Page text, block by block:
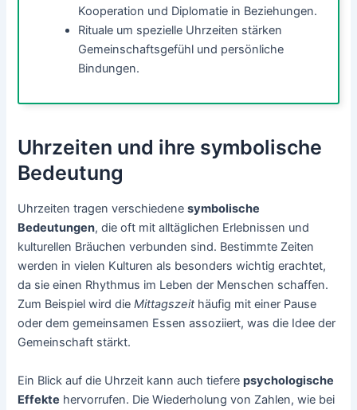
Kooperation und Diplomatie in Beziehungen.
Rituale um spezielle Uhrzeiten stärken
Gemeinschaftsgefühl und persönliche
Bindungen.
Uhrzeiten und ihre symbolische
Bedeutung
Uhrzeiten tragen verschiedenesymbolische
Bedeutungen, die oft mit alltäglichen Erlebnissen und
kulturellen Bräuchen verbunden sind. Bestimmte Zeiten
werden in vielen Kulturen als besonders wichtig erachtet,
da sie einen Rhythmus im Leben der Menschen schaffen.
Zum Beispiel wird dieMittagszeithäufig mit einer Pause
oder dem gemeinsamen Essen assoziiert, was die Idee der
Gemeinschaft stärkt.
Ein Blick auf die Uhrzeit kann auch tieferepsychologische
Effekte hervorrufen. Die Wiederholung von Zahlen, wie bei